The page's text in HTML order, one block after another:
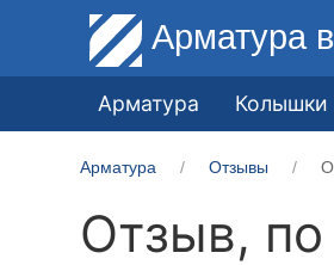
Арматура
Арматура Колышки
Арматура Отзывы
Отзыв,